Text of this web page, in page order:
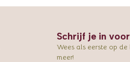
Schrijf je in
Wees als eerste op
meer!